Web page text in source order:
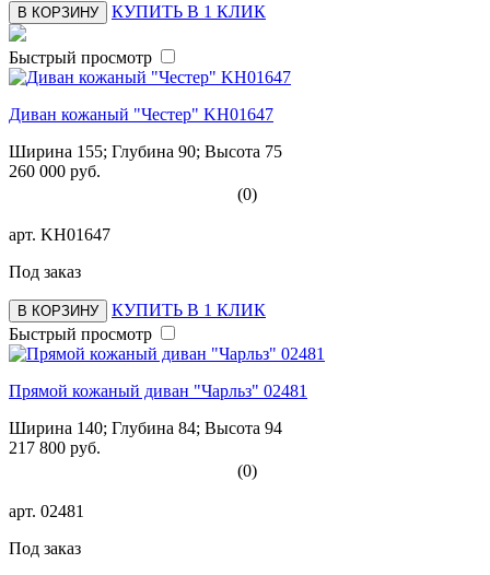
В КОРЗИНУ КУПИТЬ В 1 КЛИК
Быстрый просмотр
Диван кожаный "Честер" KH01647
Ширина 155; Глубина 90; Высота 75
260 000 руб.
(0)
арт. KH01647
Под заказ
В КОРЗИНУ
КУПИТЬ В 1 КЛИК
Быстрый просмотр
Прямой кожаный диван "Чарльз" 02481
Ширина 140; Глубина 84; Высота 94
217 800 руб.
(0)
арт. 02481
Под заказ